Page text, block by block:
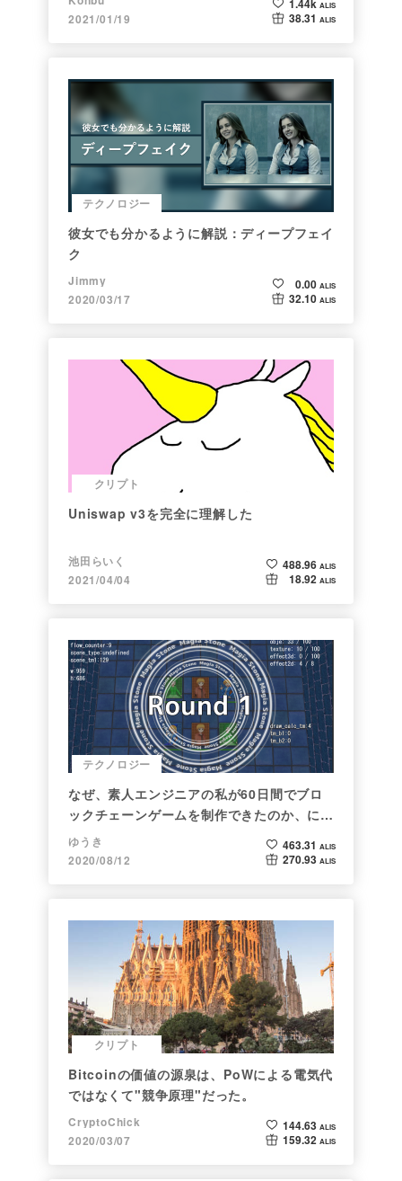
2021/01/19
1.44k ALIS
38.31 ALIS
テクノロジー
彼女でも分かるように解説：ディープフェイ
ク
Jimmy
2020/03/17
0.00 ALIS
32.10 ALIS
クリプト
Uniswap v3を完全に理解した
池田らいく
2021/04/04
488.96 ALIS
18.92 ALIS
テクノロジー
なぜ、素人エンジニアの私が60日間でブロ
ックチェーンゲームを制作できたのか、につ
いて語ってみた
ゆうき
2020/08/12
463.31 ALIS
270.93 ALIS
クリプト
Bitcoinの価値の源泉は、PoWによる電気代
ではなくて"競争原理"だった。
CryptoChick
2020/03/07
144.63 ALIS
159.32 ALIS